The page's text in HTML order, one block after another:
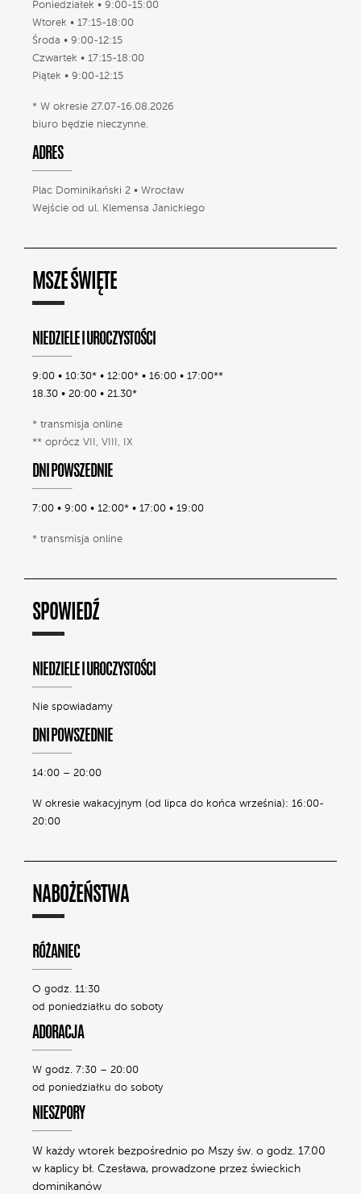
Poniedziałek • 9:00-15:00
Wtorek • 17:15-18:00
Środa • 9:00-12:15
Czwartek • 17:15-18:00
Piątek • 9:00-12:15
* W okresie 27.07-16.08.2026
biuro będzie nieczynne.
ADRES
Plac Dominikański 2 • Wrocław
Wejście od ul. Klemensa Janickiego
MSZE ŚWIĘTE
NIEDZIELE I UROCZYSTOŚCI
9:00 • 10:30* • 12:00* • 16:00 • 17:00**
18.30 • 20:00 • 21.30*
* transmisja online
** oprócz VII, VIII, IX
DNI POWSZEDNIE
7:00 • 9:00 • 12:00* • 17:00 • 19:00
* transmisja online
SPOWIEDŹ
NIEDZIELE I UROCZYSTOŚCI
Nie spowiadamy
DNI POWSZEDNIE
14:00 – 20:00
W okresie wakacyjnym (od lipca do końca września): 16:00-
20:00
NABOŻEŃSTWA
RÓŻANIEC
O godz. 11:30
od poniedziałku do soboty
ADORACJA
W godz. 7:30 – 20:00
od poniedziałku do soboty
NIESZPORY
W każdy wtorek bezpośrednio po Mszy św. o godz. 17.00
w kaplicy bł. Czesława, prowadzone przez świeckich
dominikanów